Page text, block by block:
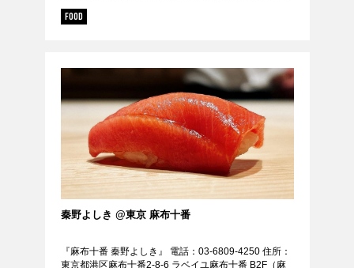
エストウォーク 5F（六本木駅徒歩5分） 定休日：無休
URL：...
FOOD
秦野よしき @東京 麻布十番
『麻布十番 秦野よしき』 電話：03-6809-4250 住所：
東京都港区麻布十番2-8-6 ラベイユ麻布十番 B2F（麻